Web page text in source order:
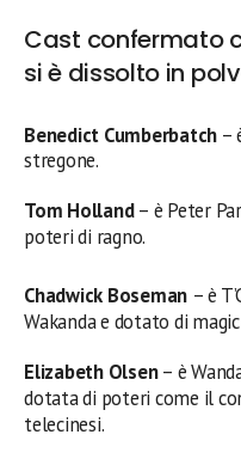
Cast confermato
si è dissolto in
Benedict Cumberbatch –
stregone.
Tom Holland– è Peter
poteri di ragno.
Chadwick Boseman – è
Wakanda e dotato di
Elizabeth Olsen– è
dotata di poteri come il
telecinesi.